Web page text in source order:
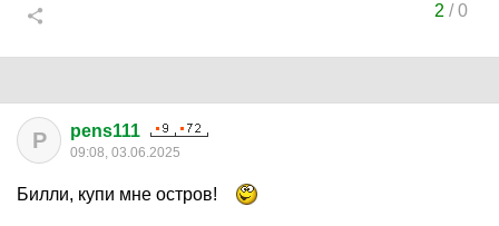
2 /0
P pens111
09:08, 03.06.2025
Билли, купи мне остров!